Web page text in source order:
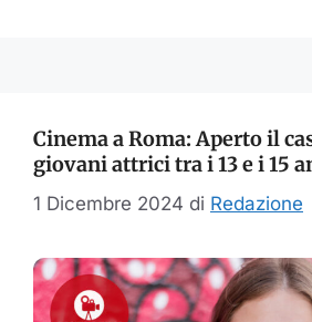
Cinema a Roma: Aperto il
giovani attrici tra i 13 e i 15
1 Dicembre 2024 di Redazione